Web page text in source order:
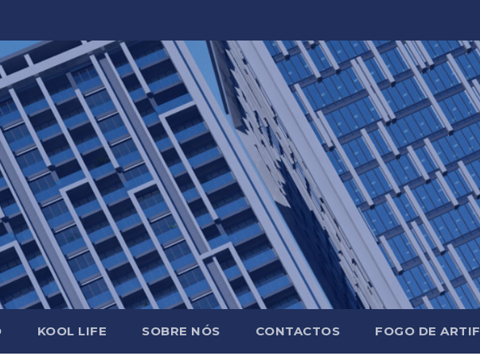
KOOL LIFE SOBRE NÓS CONTACTOS FOGO DE